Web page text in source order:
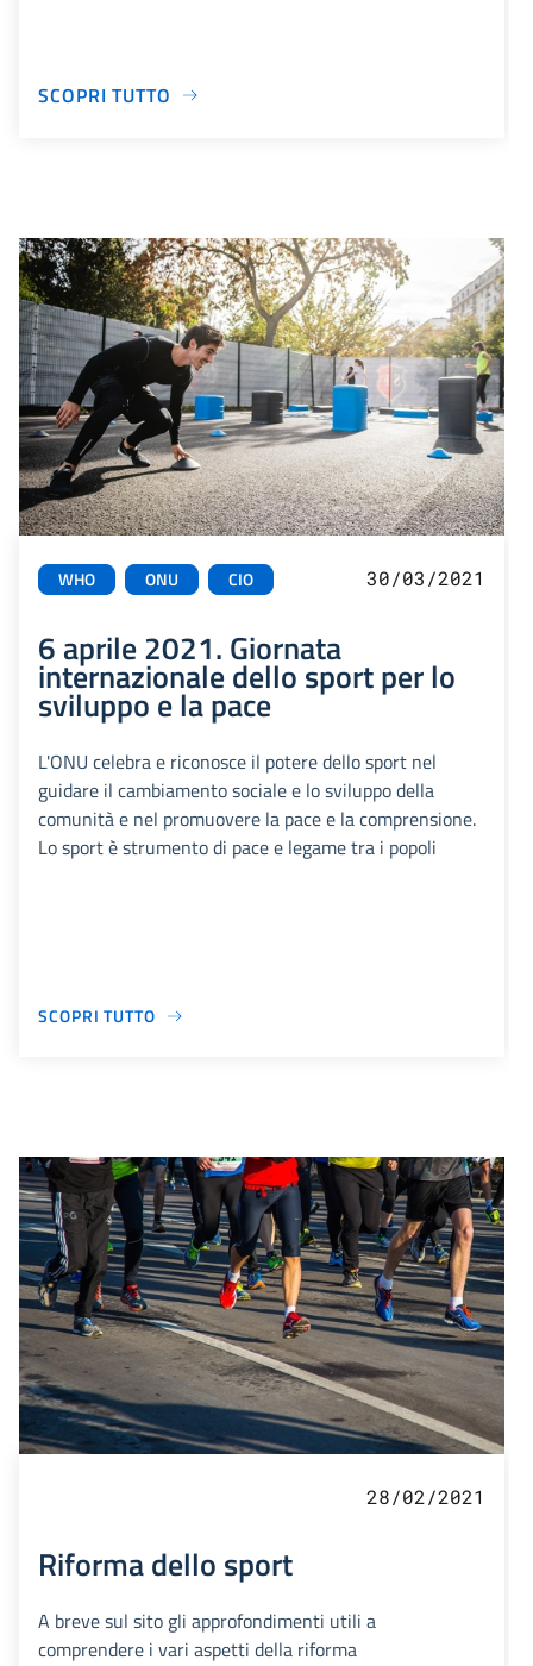
SCOPRI TUTTO
WHO ONU CIO 30/03/2021
6 aprile 2021. Giornata
internazionale dello sport per lo
sviluppo e la pace
L'ONU celebra e riconosce il potere dello sport nel
guidare il cambiamento sociale e lo sviluppo della
comunità e nel promuovere la pace e la comprensione.
Lo sport è strumento di pace e legame tra i popoli
SCOPRI TUTTO
28/02/2021
Riforma dello sport
A breve sul sito gli approfondimenti utili a
comprendere i vari aspetti della riforma